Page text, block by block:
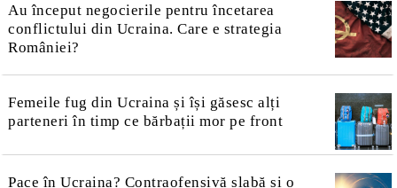
Au început negocierile pentru încetarea
conflictului din Ucraina. Care e strategia
României?
Femeile fug din Ucraina și își găsesc alți
parteneri în timp ce bărbații mor pe front
Pace în Ucraina? Contraofensivă slabă și o